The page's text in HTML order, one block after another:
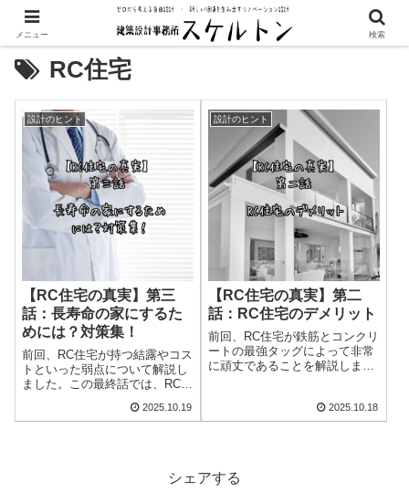
RC住宅
設計のヒント
【RC住宅の真実】第三
話：長寿命の家にするた
めには？対策集！
前回、RC住宅が持つ結露やコス
トといった弱点について解説し
ました。この最終話では、RC住
の弱点を解消して家を長寿命化
2025.10.19
設計のヒント
【RC住宅の真実】第二
話：RC住宅のデメリット
前回、RC住宅が鉄筋とコンクリ
ートの最強タッグによって非常
に頑丈であることを解説しまし
2025.10.18
シェアする
メニュー 検索